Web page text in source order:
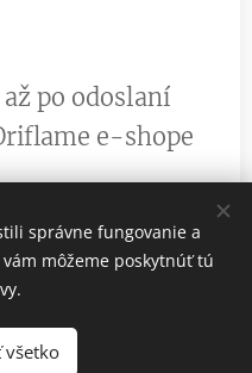
po odoslaní
e-shope
správne fungovanie a
môžeme poskytnúť tú
všetko